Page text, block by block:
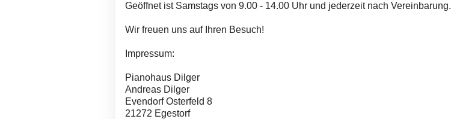
Geöffnet ist Samstags von 9.00 - 14.00 Uhr und jederzeit nach Vereinbarung.
Wir freuen uns auf Ihren Besuch!
Impressum:
Pianohaus Dilger
Andreas Dilger
Evendorf Osterfeld 8
21272 Egestorf